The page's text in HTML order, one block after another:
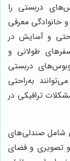
دربستی را
خانوادگی معرفی
و آسایش در
طولانی و
دربستی
به‌راحتی
ترافیکی در
شامل صندلی‌های
تصویری و فضای